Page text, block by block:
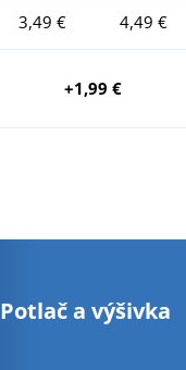
3,49 € 4,49 €
+1,99 €
Potlača výšivka